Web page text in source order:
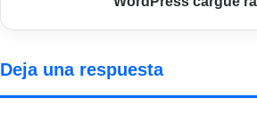
Deja una respuesta